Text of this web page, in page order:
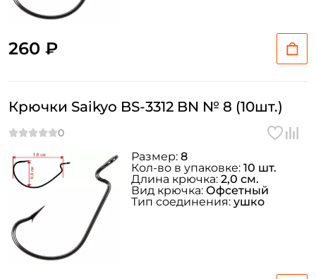
260 ₽
Крючки Saikyo BS-3312 BN № 8 (10шт.)
Размер: 8
Кол-во в упаковке: 10 шт.
Длина крючка: 2,0 см.
Вид крючка: Офсетный
Тип соединения: ушко